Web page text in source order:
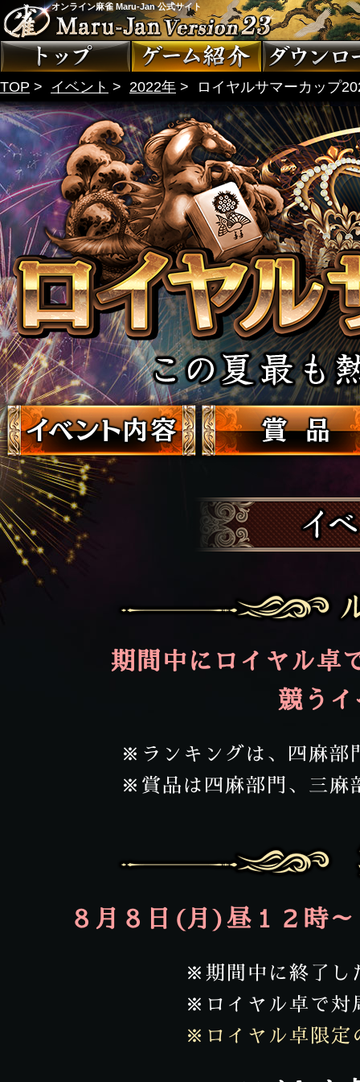
オンライン麻雀 Maru-Jan 公式サイト
TOP > イベント > 2022年 > ロイヤルサマーカップ
期間中にロイヤル卓
競う
※ランキングは、四麻部
※賞品は四麻部門、三麻
８月８日(月)昼１２時
※期間中に終了し
※ロイヤル卓で対
※ロイヤル卓限定